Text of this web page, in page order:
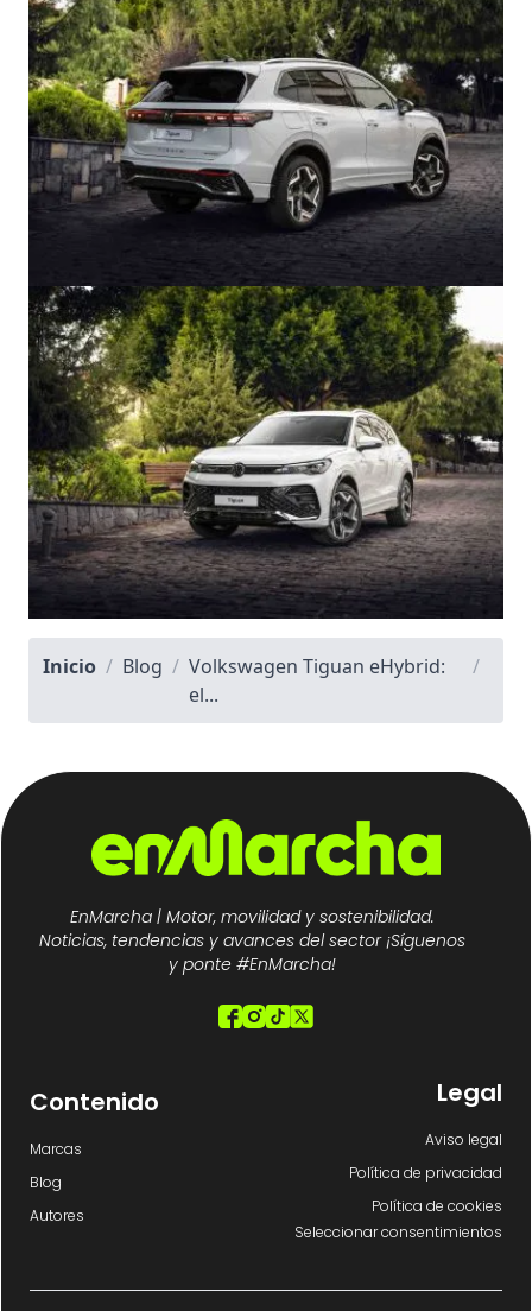
Inicio / Blog / Volkswagen Tiguan eHybrid:
el...
/
EnMarcha | Motor, movilidad y sostenibilidad.
Noticias, tendencias y avances del sector ¡Síguenos
y ponte #EnMarcha!
Contenido
Marcas
Blog
Autores
Legal
Aviso legal
Política de privacidad
Política de cookies
Seleccionar consentimientos